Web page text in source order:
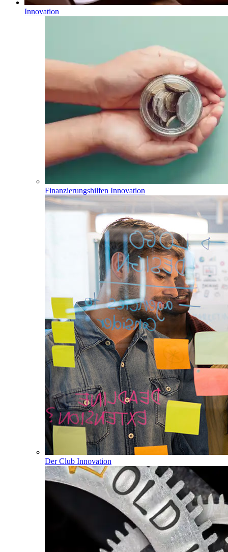
Innovation
Finanzierungshilfen Innovation
Der Club Innovation